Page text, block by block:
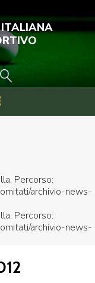
ITALIANA
Percorso:
archivio-news-
Percorso:
archivio-news-